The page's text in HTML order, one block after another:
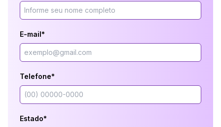
E-mail*
Telefone*
Estado*